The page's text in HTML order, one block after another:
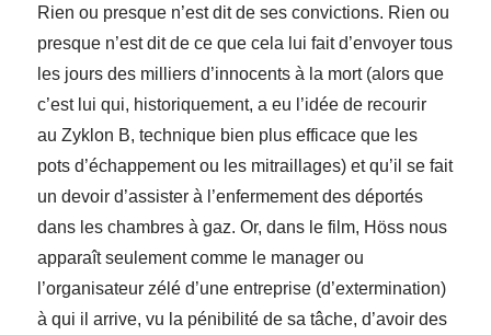
Rien ou presque n’est dit de ses convictions. Rien ou
presque n’est dit de ce que cela lui fait d’envoyer tous
les jours des milliers d’innocents à la mort (alors que
c’est lui qui, historiquement, a eu l’idée de recourir
au Zyklon B, technique bien plus efficace que les
pots d’échappement ou les mitraillages) et qu’il se fait
un devoir d’assister à l’enfermement des déportés
dans les chambres à gaz. Or, dans le film, Höss nous
apparaît seulement comme le manager ou
l’organisateur zélé d’une entreprise (d’extermination)
à qui il arrive, vu la pénibilité de sa tâche, d’avoir des